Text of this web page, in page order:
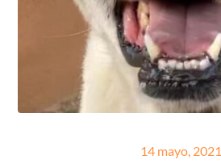
Posted
14 mayo, 2021